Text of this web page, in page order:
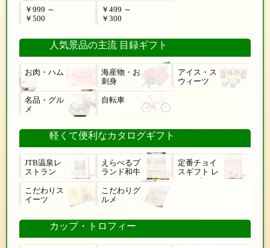
￥999 ～
￥500
￥499 ～
￥300
人気景品の主流 目録ギフト
お肉・ハム
海産物・お
刺身
アイス・ス
ウィーツ
名品・グル
メ
自転車
軽くて便利なカタログギフト
JTB温泉レ
ストラン
えらべるブ
ランド和牛
定番チョイ
スギフト レ
ローゼ
こだわりス
イーツ
こだわりグ
ルメ
カップ・トロフィー